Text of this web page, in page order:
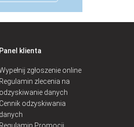
Panel klienta
zgłoszenie online
Regulamin zlecenia na
odzyskiwanie danych
Cennik odzyskiwania
danych